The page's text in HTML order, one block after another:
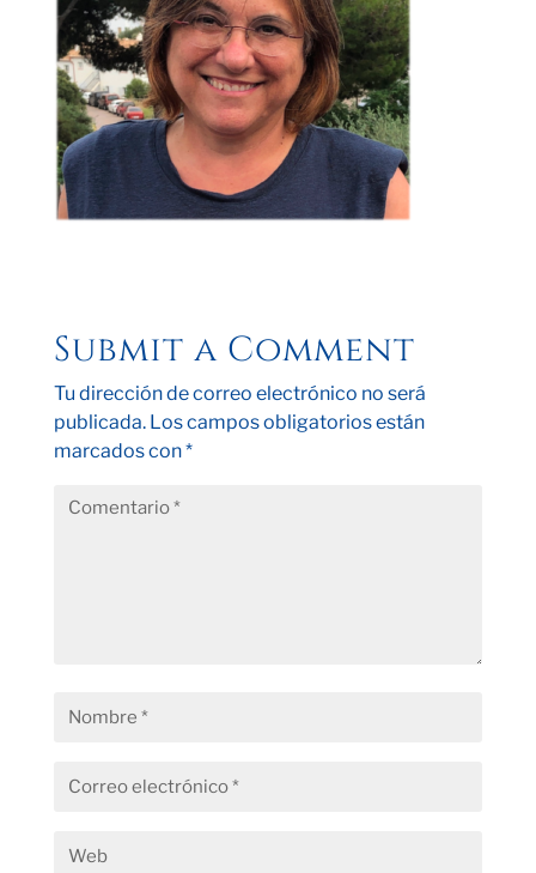
Submit a Comment
Tu dirección de correo electrónico no será
publicada. Los campos obligatorios están
marcados con*